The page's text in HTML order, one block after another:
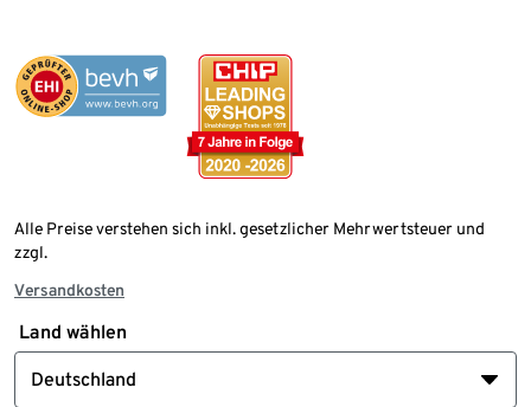
Alle Preise verstehen sich inkl. gesetzlicher Mehrwertsteuer und
zzgl.
Versandkosten
Land wählen
Deutschland